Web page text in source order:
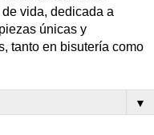
vida, dedicada a
únicas y
tanto en bisutería como
▼